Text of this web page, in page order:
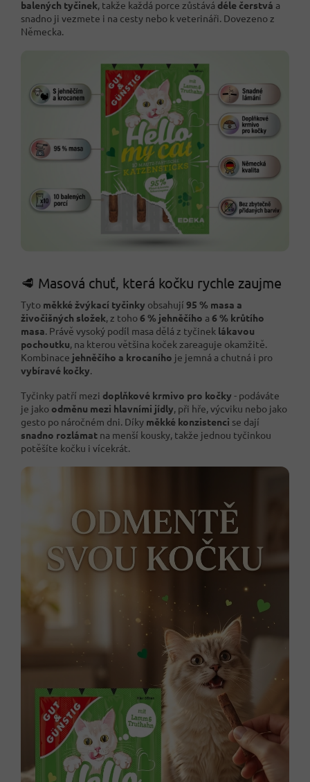
balených tyčinek, takže každá porce zůstává déle čerstvá a
snadno ji vezmete i na cesty nebo k veterináři. Dovezeno z
Německa.
🥩 Masová chuť, která kočku rychle zaujme
Tyto měkké žvýkací tyčinky obsahují 95 % masa a
živočišných složek, z toho6 % jehněčího a 6 % krůtího
masa. Právě vysoký podíl masa dělá z tyčinek lákavou
pochoutku, na kterou většina koček zareaguje okamžitě.
Kombinace jehněčího a krocaního je jemná a chutná i pro
vybíravé kočky.
Tyčinky patří mezi doplňkové krmivo pro kočky - podáváte
je jako odměnu mezi hlavními jídly, při hře, výcviku nebo jako
gesto po náročném dni. Díky měkké konzistenci se dají
snadno rozlámat na menší kousky, takže jednou tyčinkou
potěšíte kočku i vícekrát.